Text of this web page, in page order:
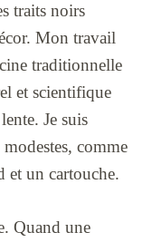
traits noirs
Mon travail
traditionnelle
et scientifique
Je suis
comme
et un cartouche.
Quand une